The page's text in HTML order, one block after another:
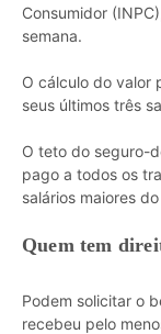
Consumidor
semana.
O cálculo do valor
seus últimos três
O teto do seguro-
pago a todos os
salários maiores
Quem tem
Podem solicitar o
recebeu pelo